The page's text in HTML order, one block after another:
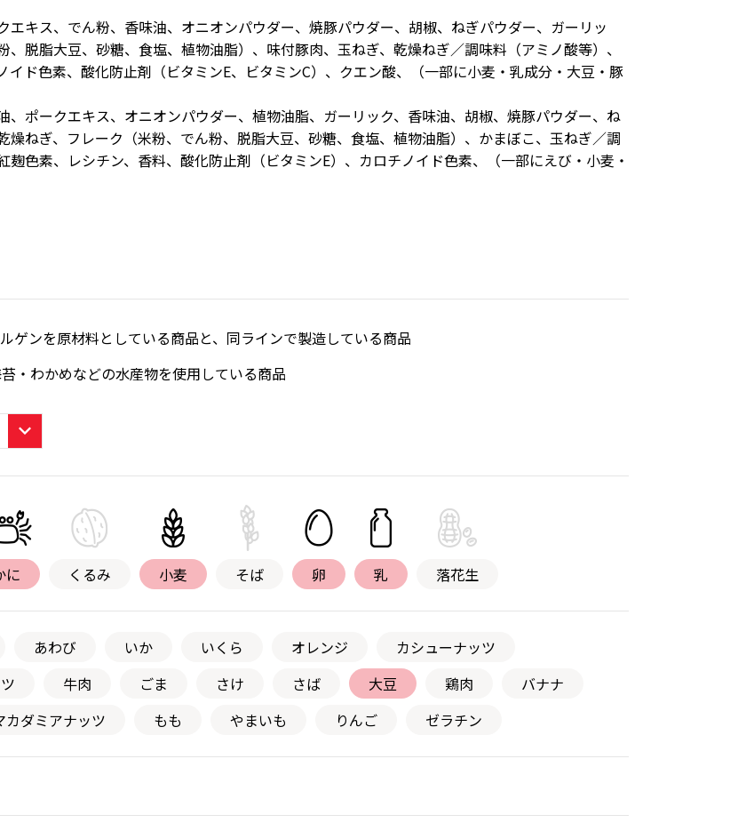
キス、でん粉、香味油、オニオンパウダー、焼豚パウダー、胡椒、ねぎパウダー、ガーリッ
脱脂大豆、砂糖、食塩、植物油脂）、味付豚肉、玉ねぎ、乾燥ねぎ／調味料（アミノ酸等）、
ド色素、酸化防止剤（ビタミンE、ビタミンC）、クエン酸、（一部に小麦・乳成分・大豆・豚
ポークエキス、オニオンパウダー、植物油脂、ガーリック、香味油、胡椒、焼豚パウダー、ね
ねぎ、フレーク（米粉、でん粉、脱脂大豆、砂糖、食塩、植物油脂）、かまぼこ、玉ねぎ／調
色素、レシチン、香料、酸化防止剤（ビタミンE）、カロチノイド色素、（一部にえび・小麦・
ゲンを原材料としている商品と、同ラインで製造している商品
・わかめなどの水産物を使用している商品
に くるみ 小麦 そば 卵 乳 落花生
あわび いか いくら オレンジ
カシューナッツ
牛肉 ごま さけ さば 大豆 鶏肉
バナナ
カダミアナッツ もも やまいも りんご ゼラチン